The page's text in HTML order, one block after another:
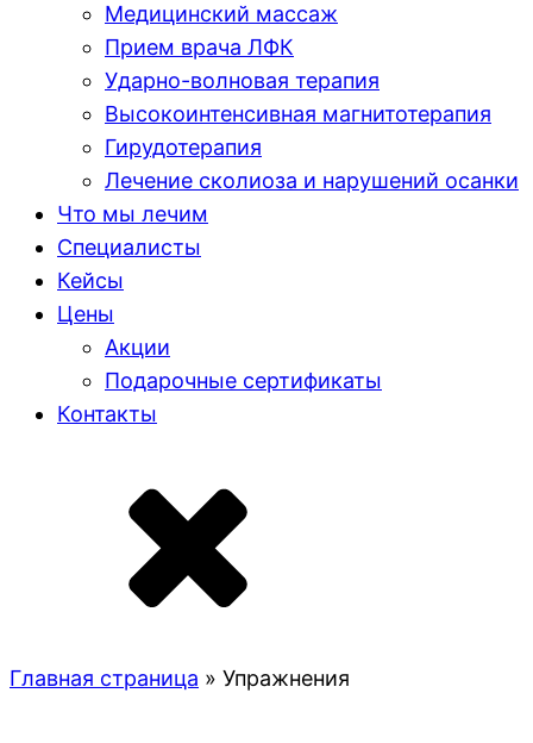
Медицинский массаж
Прием врача ЛФК
Ударно-волновая терапия
Высокоинтенсивная магнитотерапия
Гирудотерапия
Лечение сколиоза и нарушений осанки
Что мы лечим
Специалисты
Кейсы
Цены
Акции
Подарочные сертификаты
Контакты
Главная страница » Упражнения